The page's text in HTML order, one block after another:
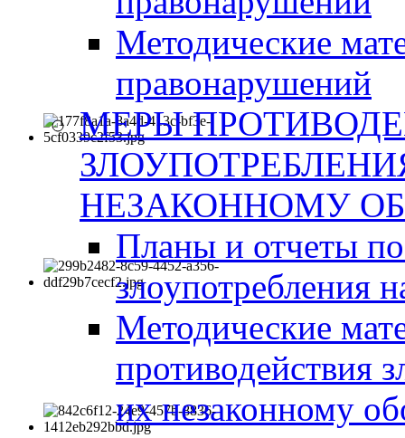
Методические
правонарушений
МЕРЫ
НЕЗАКОННОМУ
Планы и отчеты
злоупотребления
Методические
противодействия
их незаконному